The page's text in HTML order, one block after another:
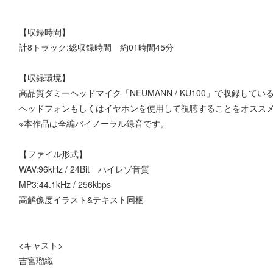
【収録時間】
計8トラック:総収録時間 約01時間45分
【収録環境】
高品質ダミーヘッドマイク「NEUMANN / KU100」で収録してい
ヘッドフォンもしくはイヤホンを使用して視聴することをオスス
※本作品は全編バイノーラル録音です。
【ファイル形式】
WAV:96kHz / 24Bit ハイレゾ音質
MP3:44.1kHz / 256kbps
高解像度イラスト&テキスト同梱
<キャスト>
吉宮瑠織